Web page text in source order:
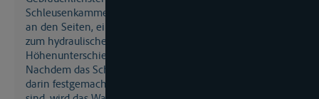
Schleusenkammer mit festen Böschungen oder Mauern
an den Seiten, einem Boden und Toren an den Enden,
zum hydraulischen Überbrücken von
Höhenunterschieden zwischen zwei Gewässern.
Nachdem das Schiff in die Schleuse eingefahren ist,
darin festgemacht hat und die Tore geschlossen worden